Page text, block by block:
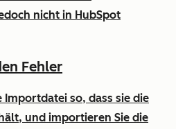
nicht in HubSpot
Fehler
Importdatei so, dass sie die
und importieren Sie die